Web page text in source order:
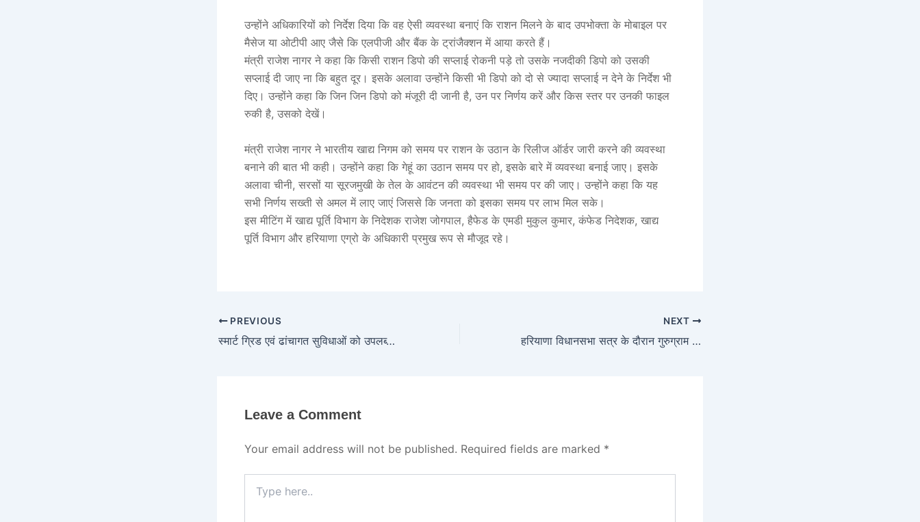
उन्होंने अधिकारियों को निर्देश दिया कि वह ऐसी व्यवस्था बनाएं कि राशन मिलने के बाद उपभोक्ता के मोबाइल पर
मैसेज या ओटीपी आए जैसे कि एलपीजी और बैंक के ट्रांजैक्शन में आया करते हैं।
मंत्री राजेश नागर ने कहा कि किसी राशन डिपो की सप्लाई रोकनी पड़े तो उसके नजदीकी डिपो को उसकी
सप्लाई दी जाए ना कि बहुत दूर। इसके अलावा उन्होंने किसी भी डिपो को दो से ज्यादा सप्लाई न देने के निर्देश भी
दिए। उन्होंने कहा कि जिन जिन डिपो को मंजूरी दी जानी है, उन पर निर्णय करें और किस स्तर पर उनकी फाइल
रुकी है, उसको देखें।
मंत्री राजेश नागर ने भारतीय खाद्य निगम को समय पर राशन के उठान के रिलीज ऑर्डर जारी करने की व्यवस्था
बनाने की बात भी कही। उन्होंने कहा कि गेहूं का उठान समय पर हो, इसके बारे में व्यवस्था बनाई जाए। इसके
अलावा चीनी, सरसों या सूरजमुखी के तेल के आवंटन की व्यवस्था भी समय पर की जाए। उन्होंने कहा कि यह
सभी निर्णय सख्ती से अमल में लाए जाएं जिससे कि जनता को इसका समय पर लाभ मिल सके।
इस मीटिंग में खाद्य पूर्ति विभाग के निदेशक राजेश जोगपाल, हैफेड के एमडी मुकुल कुमार, कंफेड निदेशक, खाद्य
पूर्ति विभाग और हरियाणा एग्रो के अधिकारी प्रमुख रूप से मौजूद रहे।
PREVIOUS
स्मार्ट ग्रिड एवं ढांचागत सुविधाओं को उपलब्ध करवाने में तेजी लाएं – ए श्रीनिवास
NEXT
हरियाणा विधानसभा सत्र के दौरान गुरुग्राम विधायक ने शहर की प्रमुख समस्याओं को सदन के पटल पर रखा
Leave a Comment
Your email address will not be published. Required fields are marked *
here..